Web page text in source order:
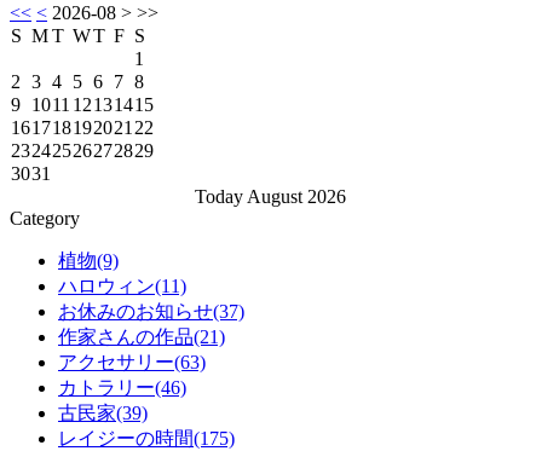
<< < 2026-08 > >>
S MT WT F S
1
2 3 4 5 6 7 8
9 1011 12131415
161718192021 22
23242526272829
3031
Today August 2026
Category
植物(9)
ハロウィン(11)
お休みのお知らせ(37)
作家さんの作品(21)
アクセサリー(63)
カトラリー(46)
古民家(39)
レイジーの時間(175)